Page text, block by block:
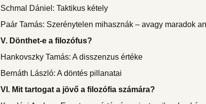
Schmal Dániel: Taktikus kétely
Paár Tamás: Szerénytelen mihasznák – avagy maradok
V. Dönthet-e a filozófus?
Hankovszky Tamás: A disszenzus értéke
Bernáth László: A döntés pillanatai
VI. Mit tartogat a jövő a filozófia számára?